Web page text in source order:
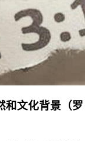
和文化背景（罗